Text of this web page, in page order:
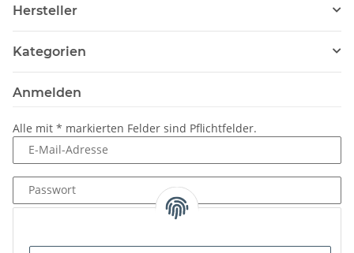
Hersteller
Kategorien
Anmelden
Alle mit * markierten Felder sind Pflichtfelder.
E-Mail-Adresse
Passwort